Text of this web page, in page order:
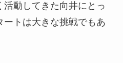
活動してきた向井にとっ
ートは大きな挑戦でもあ